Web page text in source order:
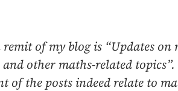
remit of my blog is “Updates
and other maths-related
of the posts indeed relate to